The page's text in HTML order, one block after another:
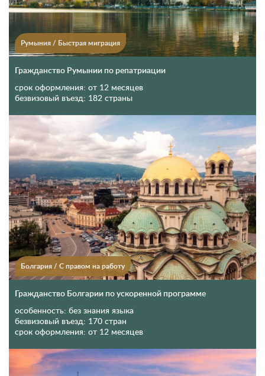
Болгария С правом на работу
Гражданство Болгарии по ускоренной программе
особенность:без знания языка
безвизовый въезд:170 стран
срок оформления:от 12 месяцев